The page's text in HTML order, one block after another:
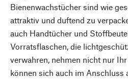
Bienenwachstücher sind wie
attraktiv und duftend zu
auch Handtücher und
Vorratsflaschen, die
verwahren, nehmen nicht nur
können sich auch im Anschluss